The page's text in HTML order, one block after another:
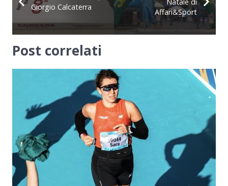
Giorgio Calcaterra
Affari&Sport
Post correlati